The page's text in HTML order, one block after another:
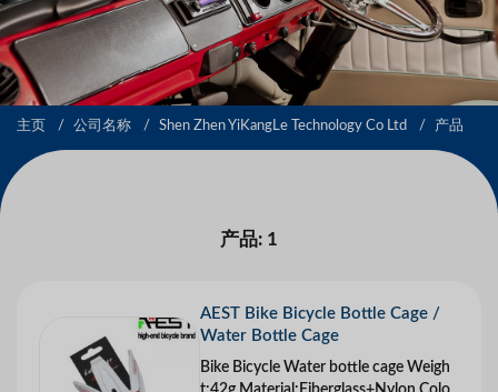
主页 公司名称 Shen Zhen YiKangLe Technology Co Ltd 产品
产品: 1
AEST Bike Bicycle Bottle Cage /
Water Bottle Cage
Bike Bicycle Water bottle cage Weigh